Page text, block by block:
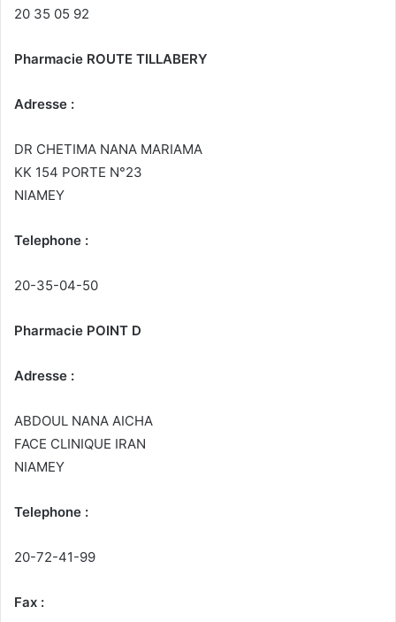
20 35 05 92
Pharmacie ROUTE TILLABERY
Adresse :
DR CHETIMA NANA MARIAMA
KK 154 PORTE N°23
NIAMEY
Telephone :
20-35-04-50
Pharmacie POINT D
Adresse :
ABDOUL NANA AICHA
FACE CLINIQUE IRAN
NIAMEY
Telephone :
20-72-41-99
Fax :